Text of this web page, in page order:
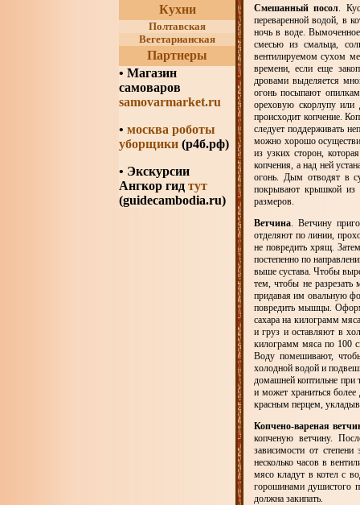
Кухни
Полтавская
Вегетарианская
Партнеры
• Магазин
самоваров
samovarmarket.ru
• москва роботы
уборщики (р4б.рф)
• Экскурсии
Ангкор гид тут
(guidecambodia.ru)
Смешанный посол.
переваренной водой, в
ночь в воде.
смесью из смальца,
вентилируемом сухом
времени, если еще
дровами выделяется
огонь посыпают
ореховую скорлупу
происходит копчение.
следует поддерживать
можно хорошо
из узких сторон,
копчения, а над ней
огонь. Дым отводят в
покрывают крышкой из
размеров.
Ветчина. Ветчину
отделяют по линии,
не повредить хрящ.
постепенно по
выше сустава. Чтобы
тем, чтобы не
придавая им овальную
повредить мышцы.
сахара на килограмм
и груз и оставляют в
килограмм мяса по 100
Воду помешивают,
холодной водой и
домашней коптильне при
и может храниться
красным перцем,
Копчено-вареная
копченую ветчину.
зависимости от
несколько часов в
мясо кладут в котел с
горошинами душистого
должна закипать.